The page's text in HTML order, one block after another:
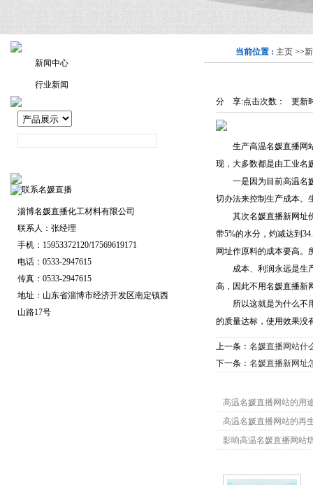
当前位置 : 主页 >>
点击次数： 更新
分 享:
生产高温名媛直播网站
现，大多数都是由工业名
一是因为目前高温名媛
切办法来控制生产成本。
其次名媛直播新网址价
带5%的水分，灼减达到
网址作原料的成本要高。
成本、利润永远是生产
高，因此不用名媛直播新
所以这就是为什么不用
的质量达标，使用效果没
上一条：名媛直播网站什
下一条：名媛直播新网址
高温名媛直播网站的用
高温名媛直播网站的再
影响高温名媛直播网站
新闻中心
行业新闻
淄博名媛直播化工材料有限公司
联系人：张经理
手机：15953372120/17569619171
电话：0533-2947615
传真：0533-2947615
地址：山东省淄博市经济开发区南定镇西
山路17号